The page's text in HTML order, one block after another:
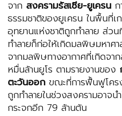
จาก สงครามรัสเซีย-ยูเครน
ธรรมชาติของยูเครน ในพื้นที่
อุทยานแห่งชาติถูกทำลาย ส่ว
ทำลายก็ก่อให้เกิดมลพิษมหาศ
จากมลพิษทางอากาศที่เกิดจา
หมื่นล้านยูโร ตามรายงานของ
ตะวันออก ขณะที่การฟื้นฟูโคร
ถูกทำลายในช่วงสงครามอาจน
กระจกอีก 79 ล้านตัน